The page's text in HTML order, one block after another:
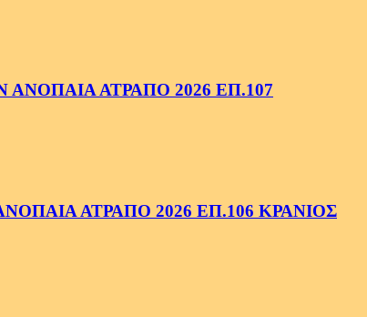
ΑΤΡΑΠΟ 2026 ΕΠ.107
ΑΤΡΑΠΟ 2026 ΕΠ.106 ΚΡΑΝΙΟΣ